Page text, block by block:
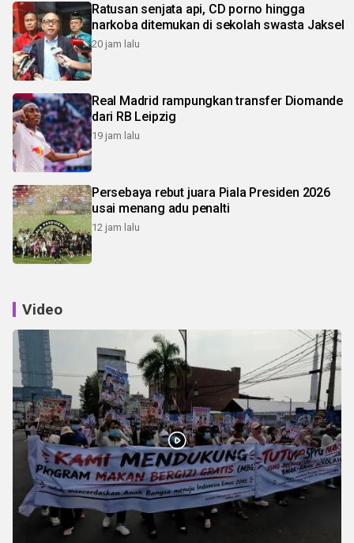
Ratusan senjata api, CD porno hingga
narkoba ditemukan di sekolah swasta Jaksel
20 jam lalu
Real Madrid rampungkan transfer Diomande
dari RB Leipzig
19 jam lalu
Persebaya rebut juara Piala Presiden 2026
usai menang adu penalti
12 jam lalu
Video